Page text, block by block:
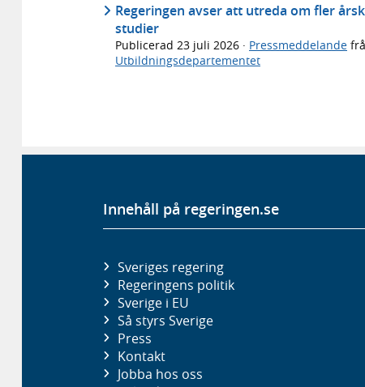
Regeringen avser att utreda om fler
studier
Publicerad 23 juli 2026 · Pressmeddelande
Utbildningsdepartementet
Innehåll på regeringen.se
Sveriges regering
Regeringens politik
Sverige i EU
Så styrs Sverige
Press
Kontakt
Jobba hos oss